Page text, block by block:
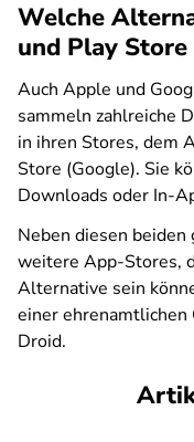
Welche
und Play
Auch Apple und
sammeln zahlreiche
in ihren Stores, dem
Store (Google). Sie
Downloads oder In-
Neben diesen
weitere App-Stores,
Alternative sein
einer
Droid.